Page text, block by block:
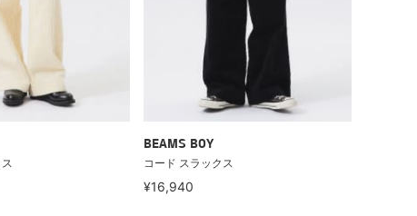
BEAMS BOY
コード スラックス
¥16,940